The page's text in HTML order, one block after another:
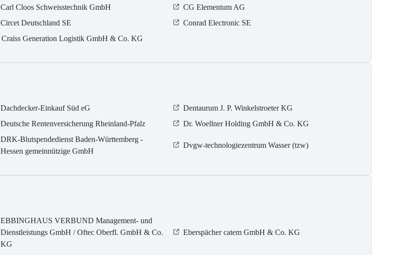
Carl Cloos Schweisstechnik GmbH
CG Elementum AG
Circet Deutschland SE
Conrad Electronic SE
Craiss Generation Logistik GmbH & Co. KG
Dachdecker-Einkauf Süd eG
Dentaurum J. P. Winkelstroeter KG
Deutsche Rentenversicherung Rheinland-Pfalz Dr. Woellner Holding GmbH & Co. KG
DRK-Blutspendedienst Baden-Württemberg -
Hessen gemeinnützige GmbH
Dvgw-technologiezentrum Wasser (tzw)
EBBINGHAUS VERBUND Management- und
Dienstleistungs GmbH / Oftec Oberfl. GmbH & Co.
KG
Eberspächer catem GmbH & Co. KG